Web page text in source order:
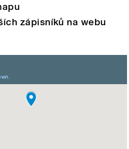
zápisníků na webu